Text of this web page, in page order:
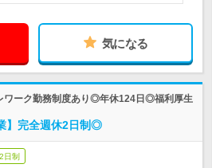
気になる
ワーク勤務制度あり◎年休124日◎福利厚生
】完全週休2日制◎
日制